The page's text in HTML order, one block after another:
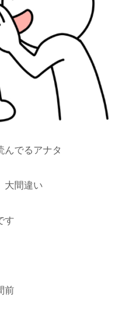
んでるアナタ
大間違い
す
前